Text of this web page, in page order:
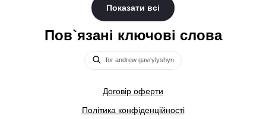
Показати всі
Пов`язані ключові слова
for andrew gavrylyshyn
Договір оферти
Політика конфіденційності